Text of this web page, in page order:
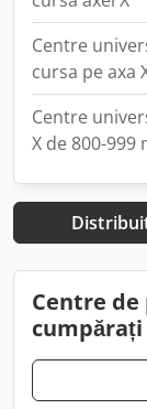
Centre
cursa pe axa
Centre
X de 800-999
Centre